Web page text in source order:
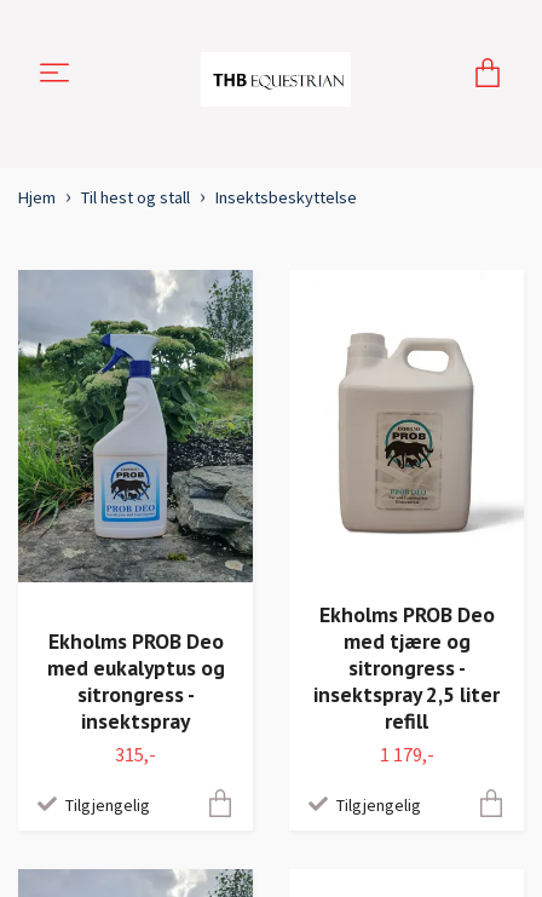
Hjem Til hest og stall Insektsbeskyttelse
Ekholms PROB Deo
med eukalyptus og
sitrongress -
insektspray
315,-
Tilgjengelig
Ekholms PROB Deo
med tjære og
sitrongress -
insektspray 2,5 liter
refill
1 179,-
Tilgjengelig